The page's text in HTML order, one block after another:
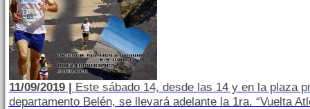
11/09/2019 | Este sábado 14, desde las 14 y en la plaza
departamento Belén, se llevará adelante la 1ra. “Vuelta